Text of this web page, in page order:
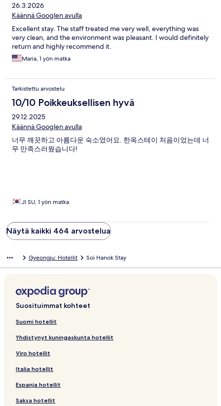
26.3.2026
Käännä Googlen avulla
Excellent stay. The staff treated me very well, everything was
very clean, and the environment was pleasant. I would definitely
return and highly recommend it.
Maria, 1 yön matka
Tarkistettu arvostelu
10/10 Poikkeuksellisen hyvä
29.12.2025
Käännä Googlen avulla
너무 깨끗하고 아름다운 숙소였어요. 한옥스테이 처음이었는데 너
무 만족스러웠습니다!
JI SU, 1 yön matka
Näytä kaikki 464 arvostelua
Gyeongju: Hotellit Soi Hanok Stay
Suosituimmat kohteet
Suomi hotellit
Yhdistynyt kuningaskunta hotellit
Viro hotellit
Italia hotellit
Espanja hotellit
Saksa hotellit